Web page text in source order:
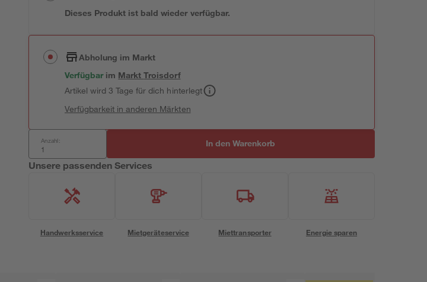
Dieses Produkt ist bald wieder verfügbar.
Abholung im Markt
Verfügbar im MarktTroisdorf
Artikel wird 3 Tage für dich hinterlegt
Verfügbarkeit in anderen Märkten
Anzahl: In den Warenkorb
Unsere passenden Services
Handwerksservice Mietgeräteservice Miettransporter Energie sparen